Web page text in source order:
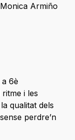
Monica Armiño
a 6è
ritme i les
qualitat dels
perdre’n